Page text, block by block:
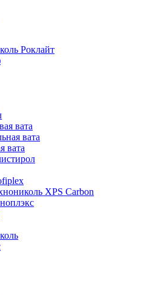
Роклайт
вата
вата
вата
XPS Carbon